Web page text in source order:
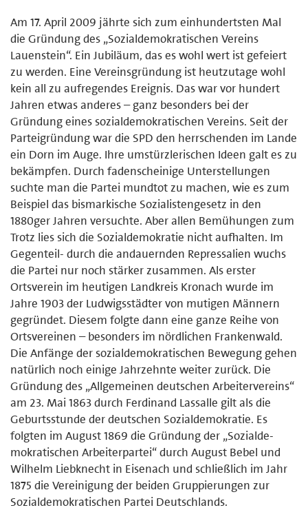
Am 17. April 2009 jährte sich zum einhundertsten Mal
die Gründung des „Sozialdemokratischen Vereins
Lauenstein“. Ein Jubiläum, das es wohl wert ist gefeiert
zu werden. Eine Vereinsgründung ist heutzutage wohl
kein all zu aufregendes Ereig­nis. Das war vor hundert
Jahren etwas anderes – ganz besonders bei der
Gründung eines sozialdemokratischen Vereins. Seit der
Parteigründung war die SPD den herrschenden im Lande
ein Dorn im Auge. Ihre um­stürzlerischen Ideen galt es zu
bekämpfen. Durch fadenscheinige Unterstellungen
suchte man die Partei mundtot zu machen, wie es zum
Beispiel das bismarkische Sozialistengesetz in den
1880ger Jahren versuchte. Aber allen Bemühungen zum
Trotz lies sich die Sozialdemokratie nicht aufhalten. Im
Gegenteil- durch die andauernden Repressalien wuchs
die Partei nur noch stärker zusammen. Als erster
Ortsverein im heutigen Landkreis Kronach wurde im
Jahre 1903 der Ludwigsstädter von mutigen Männern
gegründet. Diesem folgte dann eine ganze Reihe von
Ortsvereinen – besonders im nördlichen Franken­wald.
Die Anfänge der sozialdemokratischen Bewegung gehen
natürlich noch ei­nige Jahrzehnte weiter zurück. Die
Gründung des „Allgemeinen deutschen Arbeitervereins“
am 23. Mai 1863 durch Ferdinand Lassalle gilt als die
Geburtsstunde der deutschen Sozialdemokratie. Es
folgten im August 1869 die Gründung der „Sozialde­
mokratischen Arbeiterpartei“ durch August Bebel und
Wilhelm Lieb­knecht in Eisenach und schließlich im Jahr
1875 die Vereinigung der bei­den Gruppierungen zur
Sozialdemokratischen Partei Deutschlands.